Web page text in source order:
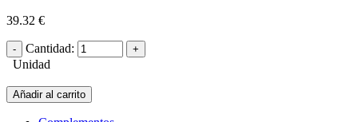
39.32 €
Cantidad:
Unidad
Añadir al carrito